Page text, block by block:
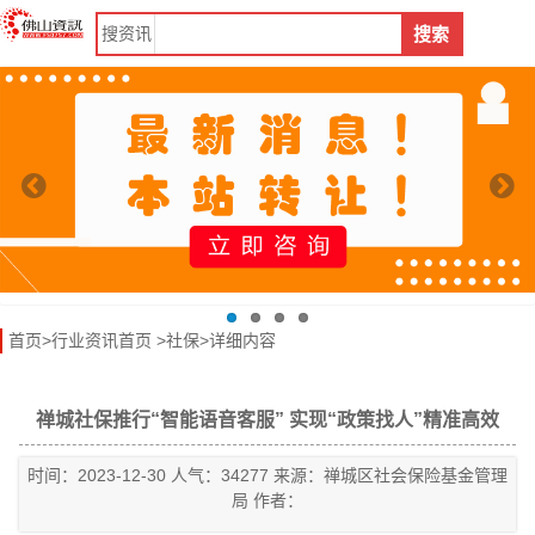
搜资讯 搜索
首页>行业资讯首页 >社保>详细内容
禅城社保推行“智能语音客服” 实现“政策找人”精准高效
时间：2023-12-30 人气：34277 来源：禅城区社会保险基金管理
局 作者：